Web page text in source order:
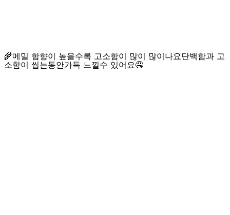
🌾메밀 함향이 높을수록 고소함이 많이 많이나요단백함과 고
소함이 씹는동안가득 느낄수 있어요🤤